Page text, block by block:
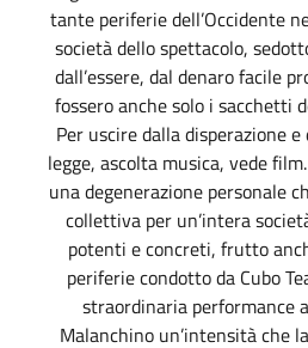
tante periferie dell’Occidente
società dello spettacolo,
dall’essere, dal denaro facile
fossero anche solo i sacchetti
Per uscire dalla disperazione
legge, ascolta musica, vede
una degenerazione personale
collettiva per un’intera
potenti e concreti, frutto
periferie condotto da Cubo
straordinaria performance
Malanchino un’intensità che